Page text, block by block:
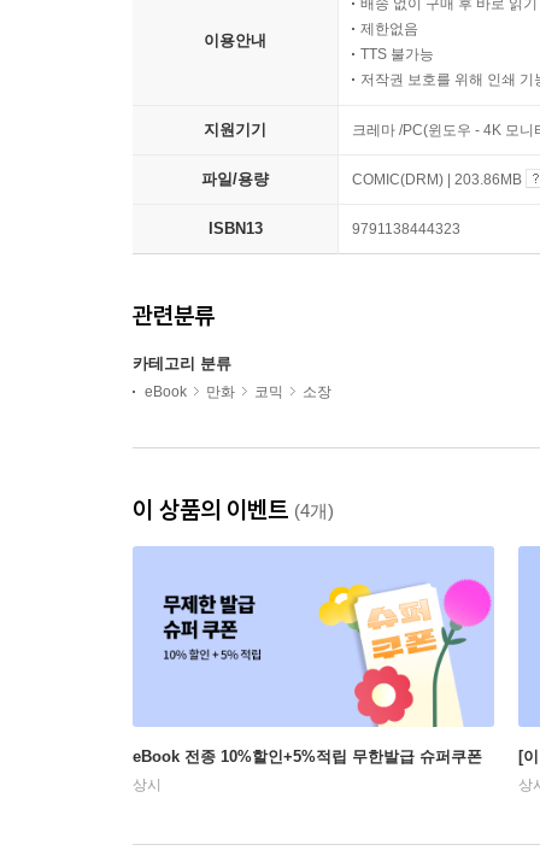
이용안내
배송 없이 구매 후 바로 읽기
제한없음
TTS 불가능
저작권 보호를 위해 인쇄 기
지원기기 크레마 /PC(윈도우 - 4K 모
파일/용량 COMIC(DRM) | 203.86MB
ISBN13 9791138444323
관련분류
카테고리 분류
eBook 만화 코믹 소장
이 상품의 이벤트 (4개)
eBook 전종 10%할인+5%적립 무한발급 슈퍼쿠폰
상시
[
상